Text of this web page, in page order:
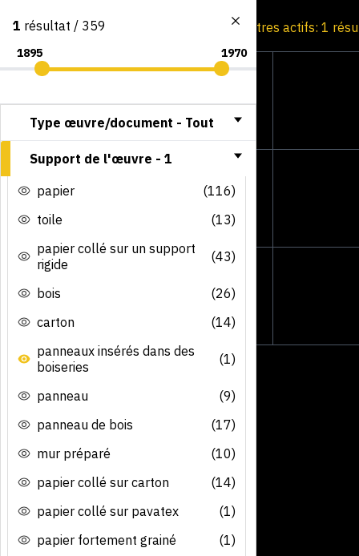
Consultation par image Filtres actifs: 1
1 résultat / 359
Type œuvre/document - Tout
Support de l'œuvre - 1
papier
(116)
toile
(13)
papier collé sur un support
rigide
(43)
bois
(26)
carton
(14)
panneaux insérés dans des
boiseries
(1)
panneau
(9)
panneau de bois
(17)
mur préparé
(10)
papier collé sur carton
(14)
papier collé sur pavatex
(1)
papier fortement grainé
(1)